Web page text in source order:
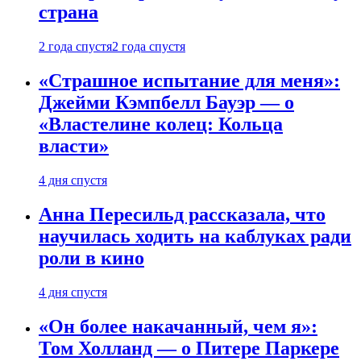
страна
2 года спустя2 года спустя
«Страшное испытание для меня»:
Джейми Кэмпбелл Бауэр — о
«Властелине колец: Кольца
власти»
4 дня спустя
Анна Пересильд рассказала, что
научилась ходить на каблуках ради
роли в кино
4 дня спустя
«Он более накачанный, чем я»:
Том Холланд — о Питере Паркере